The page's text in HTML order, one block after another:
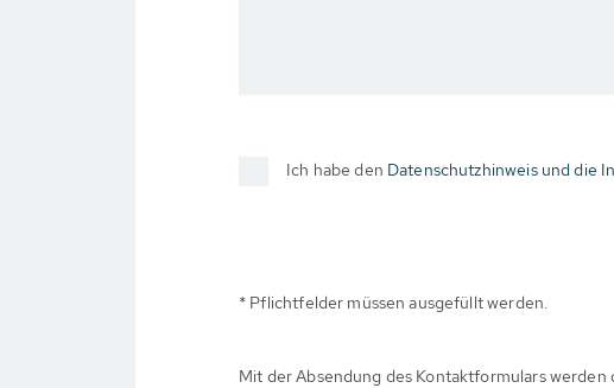
Ich habe den Datenschutzhinweis und die
* Pflichtfelder müssen ausgefüllt werden.
Mit der Absendung des Kontaktformulars